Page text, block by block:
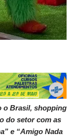
o Brasil, shopping
do setor com as
e “Amigo Nada